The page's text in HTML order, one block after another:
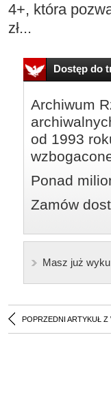
4+, która
zł...
Dostęp do
Archiwum
od 1993
Ponad
Zamów
Masz już
POPRZEDNI ARTYKUŁ Z